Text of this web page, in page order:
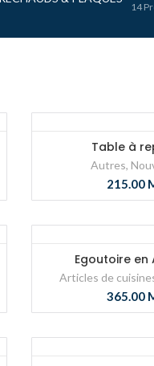
14
Table à
Autres,
215.00
Egoutoire en
Articles de
365.00